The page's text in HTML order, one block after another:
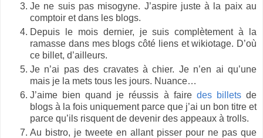
Je ne suis pas misogyne. J’aspire juste à la paix au
comptoir et dans les blogs.
Depuis le mois dernier, je suis complètement à la
ramasse dans mes blogs côté liens et wikiotage. D’où
ce billet, d’ailleurs.
Je n’ai pas des cravates à chier. Je n’en ai qu’une
mais je la mets tous les jours. Nuance…
J’aime bien quand je réussis à faire des billetsde
blogs à la fois uniquement parce que j’ai un bon titre et
parce qu’ils risquent de devenir des appeaux à trolls.
Au bistro, je tweete en allant pisser pour ne pas que